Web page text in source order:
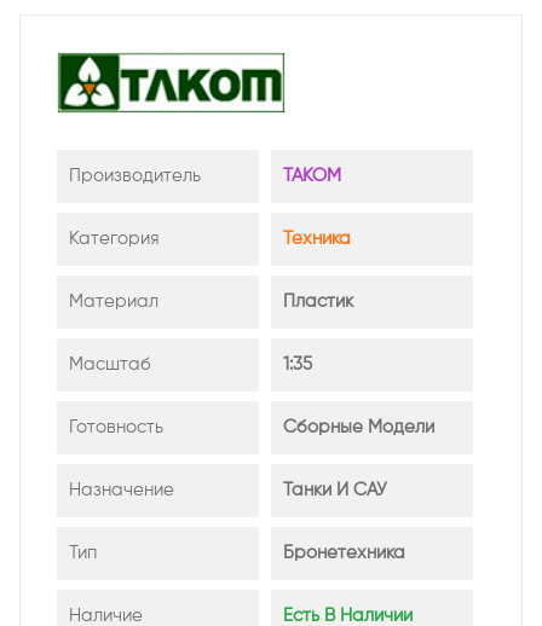
Производитель TAKOM
Категория Техника
Материал Пластик
Масштаб 1:35
Готовность Сборные Модели
Назначение Танки И САУ
Тип Бронетехника
Наличие Есть В Наличии